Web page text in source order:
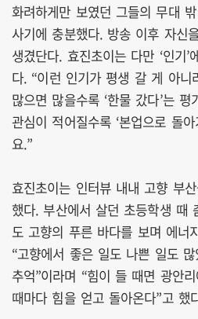
화려하게만 보였던 그들의 무대
사기에 충분했다. 방송 이후 자신
생겼단다. 효진초이는 다만 ‘인기
다. “이런 인기가 평생 갈 게 아
많으면 많을수록 ‘한물 갔다’는
관심이 적어질수록 ‘본업으로 돌
요.”
효진초이는 인터뷰 내내 고향 부
했다. 부산에서 살던 초등학생 때
도 고향의 푸른 바다를 보며 에너
“고향에서 좋은 일도 나쁜 일도
추억”이라며 “힘이 들 때면 광안
때마다 힘을 얻고 돌아온다”고 했